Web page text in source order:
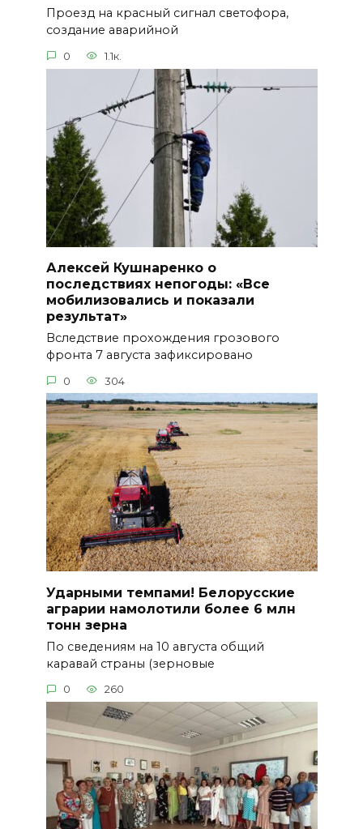
Проезд на красный сигнал светофора,
создание аварийной
0 1.1к.
Алексей Кушнаренко о
последствиях непогоды: «Все
мобилизовались и показали
результат»
Вследствие прохождения грозового
фронта 7 августа зафиксировано
0 304
Ударными темпами! Белорусские
аграрии намолотили более 6 млн
тонн зерна
По сведениям на 10 августа общий
каравай страны (зерновые
0 260